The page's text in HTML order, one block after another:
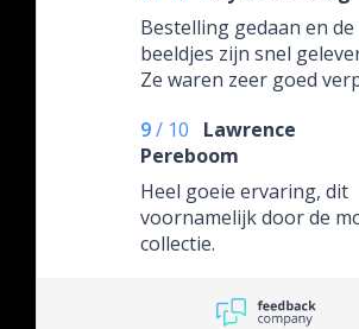
Bestelling gedaan en de
beeldjes zijn snel
Ze waren zeer goed
cadeaupapier. 4 steren
een beeldje wat ik besteld
had. Zou op voorraad zijn
volgens de webpagina
Moviestore.nl Echter die
heb mijn geld
9/ 10
Lawrence
Pereboom
Heel goeie ervaring, dit
voornamelijk door de
collectie.